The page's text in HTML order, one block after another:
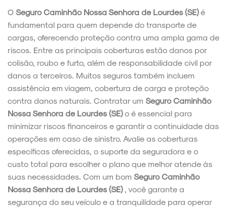
O Seguro Caminhão Nossa Senhora de Lourdes (SE)é
fundamental para quem depende do transporte de
cargas, oferecendo proteção contra uma ampla gama de
riscos. Entre as principais coberturas estão danos por
colisão, roubo e furto, além de responsabilidade civil por
danos a terceiros. Muitos seguros também incluem
assistência em viagem, cobertura de carga e proteção
contra danos naturais. Contratar um Seguro Caminhão
Nossa Senhora de Lourdes (SE)o é essencial para
minimizar riscos financeiros e garantir a continuidade das
operações em caso de sinistro. Avalie as coberturas
específicas oferecidas, o suporte da seguradora e o
custo total para escolher o plano que melhor atende às
suas necessidades. Com um bom Seguro Caminhão
Nossa Senhora de Lourdes (SE) , você garante a
segurança do seu veículo e a tranquilidade para operar